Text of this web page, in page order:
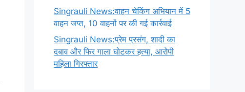
Singrauli News:वाहन चेकिंग अभियान में 5
वाहन जप्त, 10 वाहनों पर की गई कार्रवाई
Singrauli News:प्रेम प्रसंग, शादी का
दबाव और फिर गाला घोटकर हत्या, आरोपी
महिला गिरफ्तार